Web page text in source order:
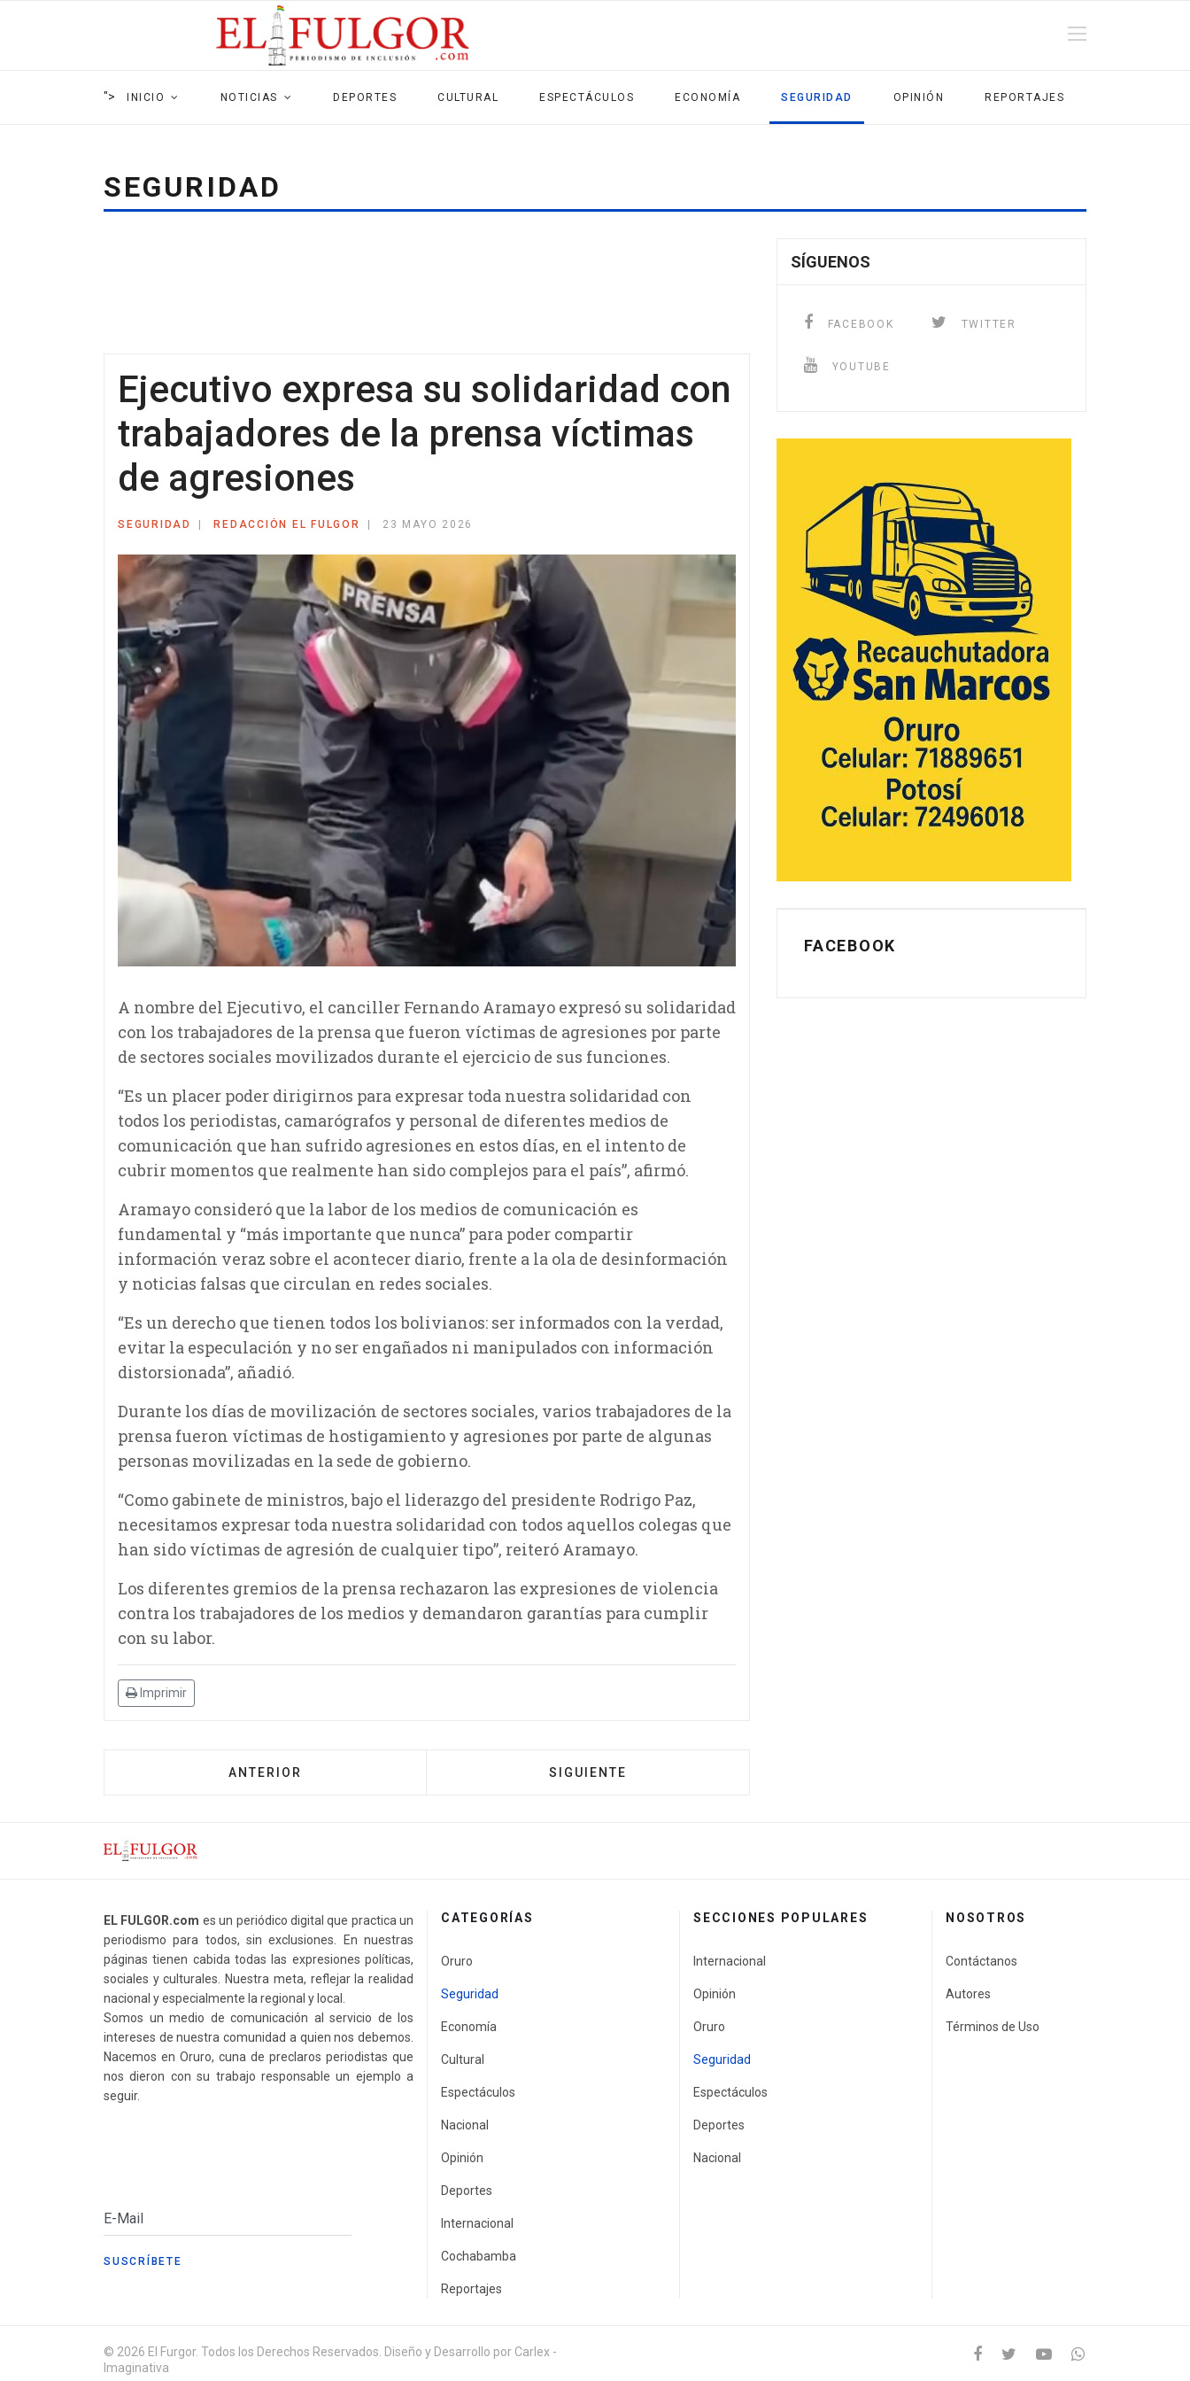
"> INICIO NOTICIAS DEPORTES CULTURAL ESPECTÁCULOS ECONOMÍA SEGURIDAD OPINIÓN REPORTAJES
SEGURIDAD
Ejecutivo expresa su solidaridad con
trabajadores de la prensa víctimas
de agresiones
SEGURIDAD REDACCIÓN EL FULGOR 23 MAYO 2026
A nombre del Ejecutivo, el canciller Fernando Aramayo expresó su solidaridad
con los trabajadores de la prensa que fueron víctimas de agresiones por parte
de sectores sociales movilizados durante el ejercicio de sus funciones.
“Es un placer poder dirigirnos para expresar toda nuestra solidaridad con
todos los periodistas, camarógrafos y personal de diferentes medios de
comunicación que han sufrido agresiones en estos días, en el intento de
cubrir momentos que realmente han sido complejos para el país”, afirmó.
Aramayo consideró que la labor de los medios de comunicación es
fundamental y “más importante que nunca” para poder compartir
información veraz sobre el acontecer diario, frente a la ola de desinformación
y noticias falsas que circulan en redes sociales.
“Es un derecho que tienen todos los bolivianos: ser informados con la verdad,
evitar la especulación y no ser engañados ni manipulados con información
distorsionada”, añadió.
Durante los días de movilización de sectores sociales, varios trabajadores de la
prensa fueron víctimas de hostigamiento y agresiones por parte de algunas
personas movilizadas en la sede de gobierno.
“Como gabinete de ministros, bajo el liderazgo del presidente Rodrigo Paz,
necesitamos expresar toda nuestra solidaridad con todos aquellos colegas que
han sido víctimas de agresión de cualquier tipo”, reiteró Aramayo.
Los diferentes gremios de la prensa rechazaron las expresiones de violencia
contra los trabajadores de los medios y demandaron garantías para cumplir
con su labor.
Imprimir
ANTERIOR SIGUIENTE
SÍGUENOS
FACEBOOK TWITTER
YOUTUBE
FACEBOOK
EL FULGOR.com es un periódico digital que practica un
periodismo para todos, sin exclusiones. En nuestras
páginas tienen cabida todas las expresiones políticas,
sociales y culturales. Nuestra meta, reflejar la realidad
nacional y especialmente la regional y local.
Somos un medio de comunicación al servicio de los
intereses de nuestra comunidad a quien nos debemos.
Nacemos en Oruro, cuna de preclaros periodistas que
nos dieron con su trabajo responsable un ejemplo a
seguir.
CATEGORÍAS
Oruro
Seguridad
Economía
Cultural
Espectáculos
Nacional
Opinión
Deportes
Internacional
Cochabamba
Reportajes
SECCIONES POPULARES
Internacional
Opinión
Oruro
Seguridad
Espectáculos
Deportes
Nacional
NOSOTROS
Contáctanos
Autores
Términos de Uso
© 2026 El Furgor. Todos los Derechos Reservados. Diseño y Desarrollo por Carlex -
Imaginativa